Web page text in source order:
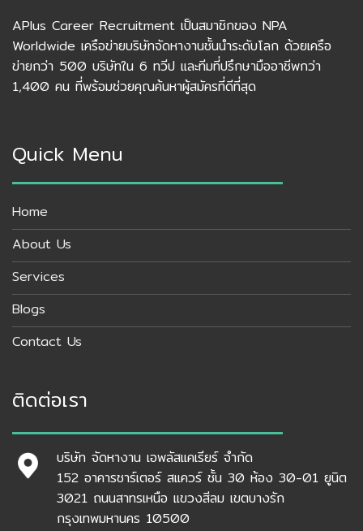
APlus Career Recruitment เป็นสมาชิกของ NPA
Worldwide เครือข่ายบริษัทจัดหางานชั้นนำระดับโลก ด้วยเครือ
ข่ายกว่า 500 บริษัทใน 6 ทวีป และทีมที่ปรึกษามืออาชีพกว่า
1,400 คน ที่พร้อมช่วยคุณค้นหาผู้สมัครที่ดีที่สุด
Quick Menu
Home
About Us
Services
Blogs
Contact Us
ติดต่อเรา
บริษัท จัดหางาน เอพลัสแคเรียร์ จำกัด
152 อาคารชาร์เตอร์ สแควร์ ชั้น 30 ห้อง 30-01 ยูนิต
3021 ถนนสาทรเหนือ แขวงสีลม เขตบางรัก
กรุงเทพมหานคร 10500